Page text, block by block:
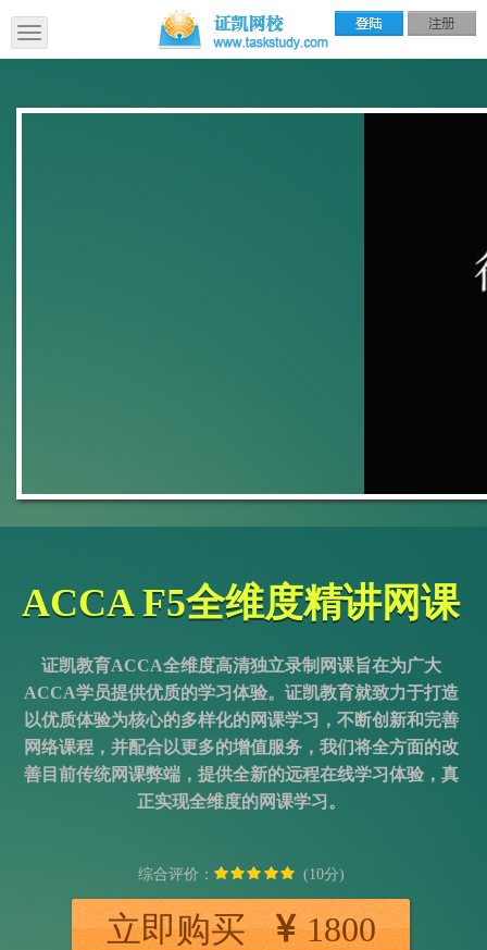
ACCA F5全维度精讲网课
证凯教育ACCA全维度高清独立录制网课旨在为广大
ACCA学员提供优质的学习体验。证凯教育就致力于打造
以优质体验为核心的多样化的网课学习，不断创新和完善
网络课程，并配合以更多的增值服务，我们将全方面的改
善目前传统网课弊端，提供全新的远程在线学习体验，真
正实现全维度的网课学习。
综合评价： (10分)
立即购买 1800